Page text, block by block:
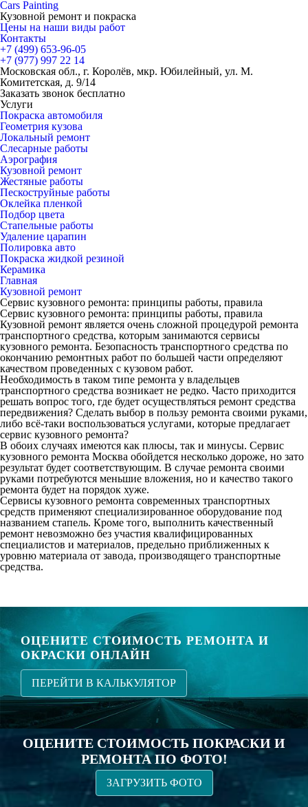
Cars Painting
Кузовной ремонт и покраска
Цены на наши виды работ
Контакты
+7 (499) 653-96-05
+7 (977) 997 22 14
Московская обл., г. Королёв, мкр. Юбилейный, ул. М.
Комитетская, д. 9/14
Заказать звонок бесплатно
Услуги
Покраска автомобиля
Геометрия кузова
Локальный ремонт
Слесарные работы
Аэрография
Кузовной ремонт
Жестяные работы
Пескоструйные работы
Оклейка пленкой
Подбор цвета
Стапельные работы
Удаление царапин
Полировка авто
Покраска жидкой резиной
Керамика
Главная
Кузовной ремонт
Сервис кузовного ремонта: принципы работы, правила
Сервис кузовного ремонта: принципы работы, правила
Кузовной ремонт является очень сложной процедурой ремонта
транспортного средства, которым занимаются сервисы
кузовного ремонта. Безопасность транспортного средства по
окончанию ремонтных работ по большей части определяют
качеством проведенных с кузовом работ.
Необходимость в таком типе ремонта у владельцев
транспортного средства возникает не редко. Часто приходится
решать вопрос того, где будет осуществляться ремонт средства
передвижения? Сделать выбор в пользу ремонта своими руками,
либо всё-таки воспользоваться услугами, которые предлагает
сервис кузовного ремонта?
В обоих случаях имеются как плюсы, так и минусы. Сервис
кузовного ремонта Москва обойдется несколько дороже, но зато
результат будет соответствующим. В случае ремонта своими
руками потребуются меньшие вложения, но и качество такого
ремонта будет на порядок хуже.
Сервисы кузовного ремонта современных транспортных
средств применяют специализированное оборудование под
названием стапель. Кроме того, выполнить качественный
ремонт невозможно без участия квалифицированных
специалистов и материалов, предельно приближенных к
уровню материала от завода, производящего транспортные
средства.
ОЦЕНИТЕ СТОИМОСТЬ РЕМОНТА И
ОКРАСКИ ОНЛАЙН
ПЕРЕЙТИ В КАЛЬКУЛЯТОР
ОЦЕНИТЕ СТОИМОСТЬ ПОКРАСКИ И
РЕМОНТА ПО ФОТО!
ЗАГРУЗИТЬ ФОТО